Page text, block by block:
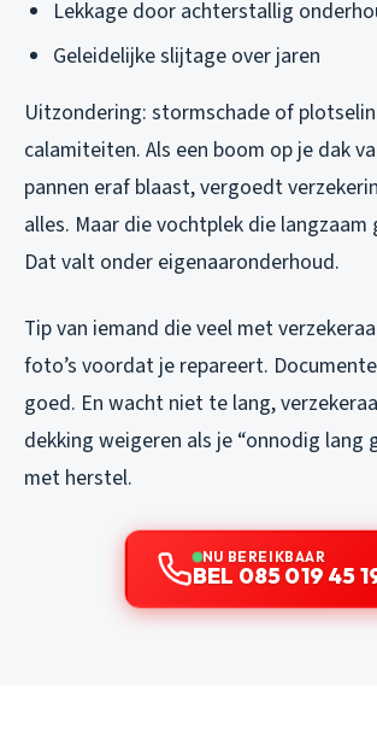
Lekkage door achterstallig
Geleidelijke slijtage over jaren
Uitzondering: stormschade of
calamiteiten. Als een boom op je dak
pannen eraf blaast, vergoedt
alles. Maar die vochtplek die
Dat valt onder eigenaaronderhoud.
Tip van iemand die veel met
foto’s voordat je repareert.
goed. En wacht niet te lang,
dekking weigeren als je “onnodig lang
met herstel.
NU BEREIKBAAR
BEL 085 019 45